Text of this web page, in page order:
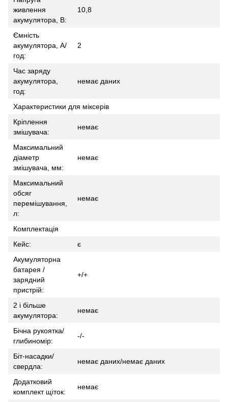
живлення
акумулятора, В:
10,8
Ємність
акумулятора, А/
год:
2
Час заряду
акумулятора,
год:
немає даних
Характеристики для міксерів
Кріплення
змішувача:
немає
Максимальний
діаметр
змішувача, мм:
немає
Максимальний
обсяг
перемішування,
л:
немає
Комплектація
Кейс:
є
Акумуляторна
батарея /
зарядний
пристрій:
+/+
2 і більше
акумулятора:
немає
Бічна рукоятка/
глибиномір:
-/-
Біт-насадки/
свердла:
немає даних/немає даних
Додатковий
комплект щіток:
немає